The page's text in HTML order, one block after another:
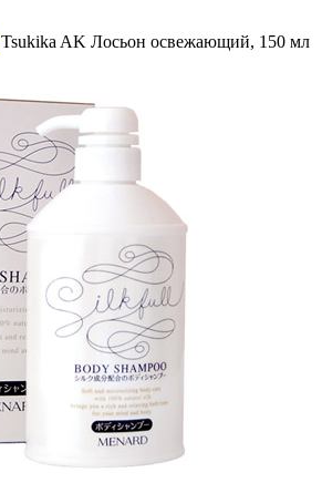
Tsukika AK Лосьон освежающий, 150 мл